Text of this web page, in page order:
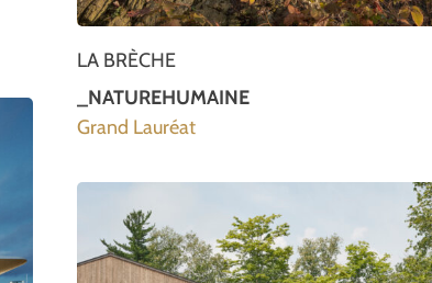
LA BRÈCHE
_NATUREHUMAINE
Grand Lauréat